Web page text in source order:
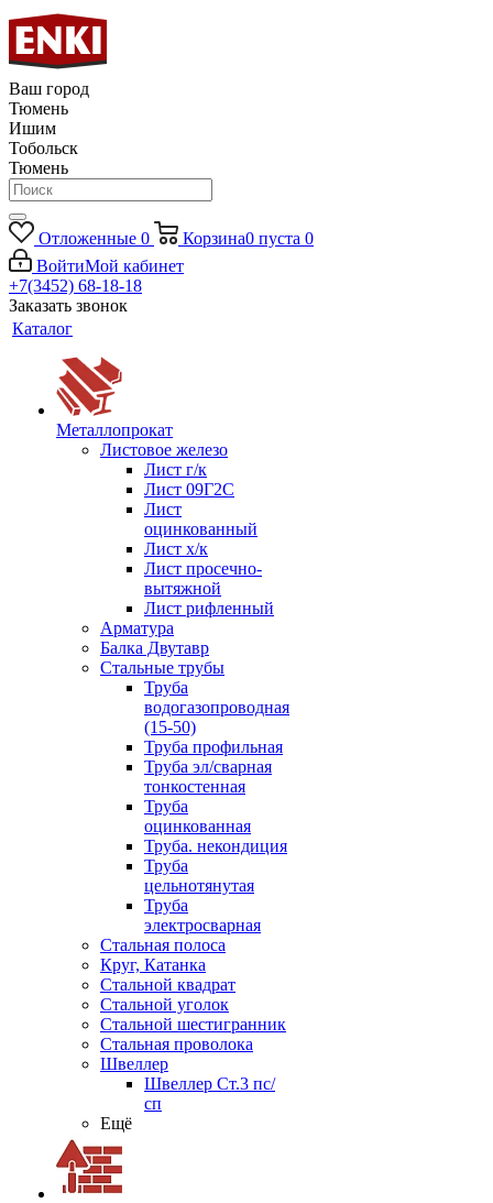
Ваш город
Тюмень
Ишим
Тобольск
Тюмень
Отложенные 0 Корзина0 пуста 0
ВойтиМой кабинет
+7(3452) 68-18-18
Заказать звонок
Каталог
Металлопрокат
Листовое железо
Лист г/к
Лист 09Г2С
Лист
оцинкованный
Лист х/к
Лист просечно-
вытяжной
Лист рифленный
Арматура
Балка Двутавр
Стальные трубы
Труба
водогазопроводная
(15-50)
Труба профильная
Труба эл/сварная
тонкостенная
Труба
оцинкованная
Труба. некондиция
Труба
цельнотянутая
Труба
электросварная
Стальная полоса
Круг, Катанка
Стальной квадрат
Стальной уголок
Стальной шестигранник
Стальная проволока
Швеллер
Швеллер Ст.3 пс/
сп
Ещё